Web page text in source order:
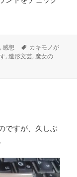
,感想
タ
グ
カキモノが
,造形文芸, 魔女の
ですが、久しぶ